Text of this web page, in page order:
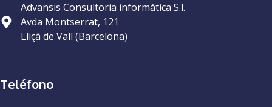
Advansis Consultoria informática S.l.
Avda Montserrat, 121
Lliçà de Vall (Barcelona)
Teléfono